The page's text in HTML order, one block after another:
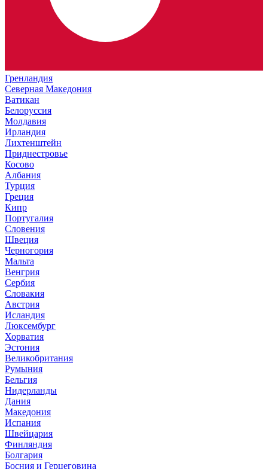
Гренландия
Северная Македония
Ватикан
Белоруссия
Молдавия
Ирландия
Лихтенштейн
Приднестровье
Косово
Албания
Турция
Греция
Кипр
Португалия
Словения
Швеция
Черногория
Мальта
Венгрия
Сербия
Словакия
Австрия
Исландия
Люксембург
Хорватия
Эстония
Великобритания
Румыния
Бельгия
Нидерланды
Дания
Македония
Испания
Швейцария
Финляндия
Болгария
Босния и Герцеговина